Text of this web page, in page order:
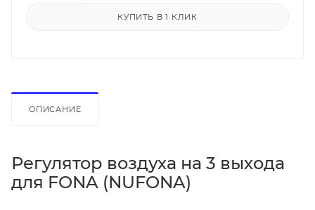
КУПИТЬ В 1 КЛИК
ОПИСАНИЕ
Регулятор воздуха на 3 выхода
для FONA (NUFONA)